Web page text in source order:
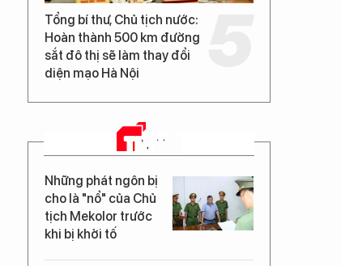
Tổng bí thư, Chủ tịch nước:
Hoàn thành 500 km đường
sắt đô thị sẽ làm thay đổi
diện mạo Hà Nội
TIN MỚI
Những phát ngôn bị
cho là "nổ" của Chủ
tịch Mekolor trước
khi bị khởi tố